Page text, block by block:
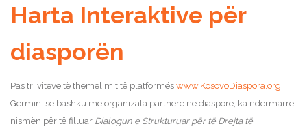
Harta Interaktive për
diasporën
Pas tri viteve të themelimit të platformës www.KosovoDiaspora.org
Germin, së bashku me organizata partnere në diasporë, ka ndërmarrë
nismën për të filluar Dialogun e Strukturuar për të Drejta të